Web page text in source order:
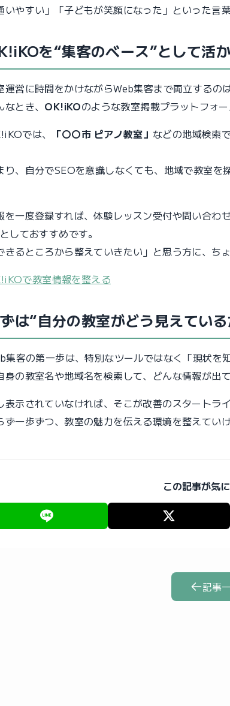
いやすい」「子どもが笑顔になった」といった言
を“集客のベース”として活
運営に時間をかけながらWeb集客まで両立するの
なとき、 OK!iKOのような教室掲載プラットフォ
では、
「〇〇市 ピアノ教室」 などの地域検索
り、自分でSEOを意識しなくても、地域で教室
を一度登録すれば、体験レッスン受付や問い合わ
しておすすめです。
きるところから整えていきたい」と思う方に、ち
で教室情報を整える
は“自分の教室がどう見えてい
集客の第一歩は、特別なツールではなく「現状を
身の教室名や地域名を検索して、どんな情報が出
表示されていなければ、そこが改善のスタートライ
ず一歩ずつ、教室の魅力を伝える環境を整えてい
この記事が気
記事